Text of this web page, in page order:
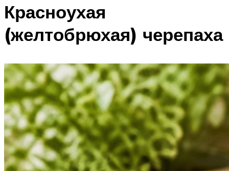
Красноухая
(желтобрюхая) черепаха